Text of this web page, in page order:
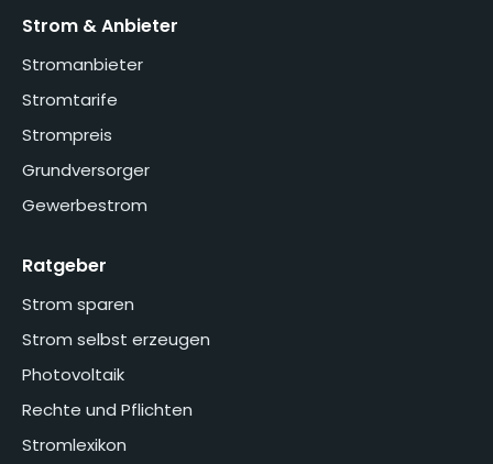
Strom & Anbieter
Stromanbieter
Stromtarife
Strompreis
Grundversorger
Gewerbestrom
Ratgeber
Strom sparen
Strom selbst erzeugen
Photovoltaik
Rechte und Pflichten
Stromlexikon